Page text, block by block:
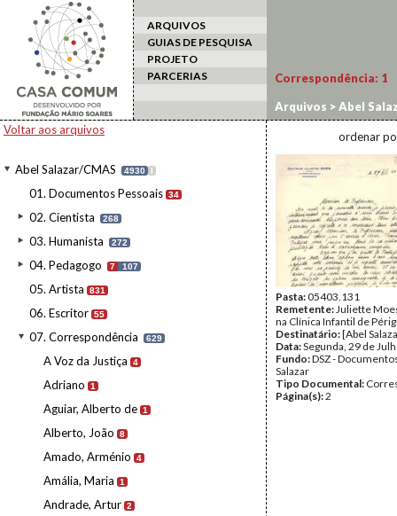
ARQUIVOS
GUIAS DE PESQUISA
PROJETO
PARCERIAS
Voltar aos arquivos
Abel Salazar/CMAS 4930 I
01. Documentos Pessoais 34
02. Cientista 268
03. Humanista 272
04. Pedagogo 7 107
05. Artista 831
06. Escritor 55
07. Correspondência 629
A Voz da Justiça 4
Adriano 1
Aguiar, Alberto de 1
Alberto, João 8
Amado, Arménio 4
Amália, Maria 1
Andrade, Artur 2
Correspondência: 1
Arquivos >Abel
ordenar
Pasta:05403.131
Remetente:Juliette
na Clínica Infantil de
Destinatário:[Abel
Data:Segunda, 29 de
Fundo:DSZ -
Salazar
Tipo Documental:
Página(s):2